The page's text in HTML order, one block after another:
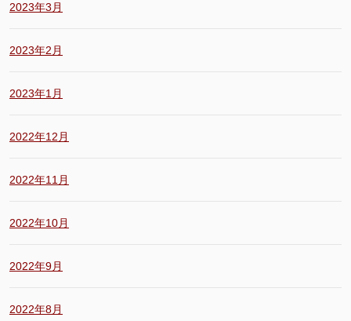
2023年3月
2023年2月
2023年1月
2022年12月
2022年11月
2022年10月
2022年9月
2022年8月